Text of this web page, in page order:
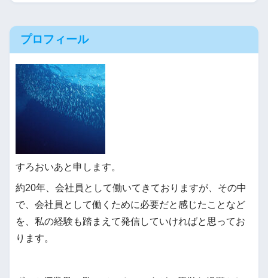
プロフィール
すろおいあと申します。
約20年、会社員として働いてきておりますが、その中
で、会社員として働くために必要だと感じたことなど
を、私の経験も踏まえて発信していければと思ってお
ります。